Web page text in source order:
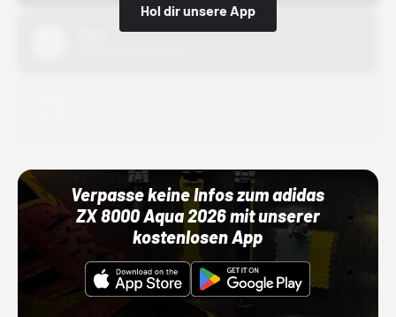
Hol dir unsere App
Verpasse keine Infos zum adidas
ZX 8000 Aqua 2026 mit unserer
kostenlosen App